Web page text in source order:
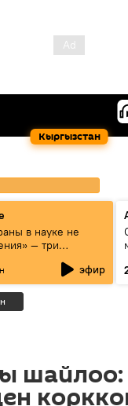
Кыргызстан
в науке не
— три
в
и исследованиях
эфир
шайлоо: